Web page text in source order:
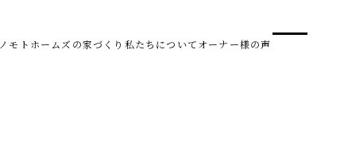
ノモトホームズの家づくり 私たちについて オーナー様の声